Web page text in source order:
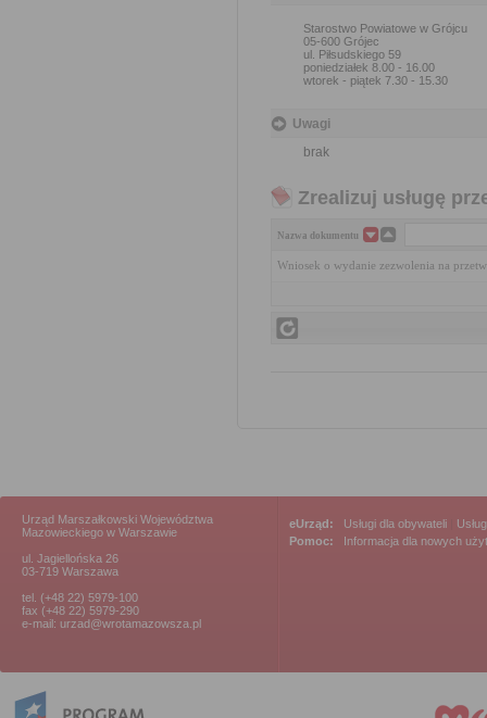
Starostwo Powiatowe w Grójcu
05-600 Grójec
ul. Piłsudskiego 59
poniedziałek 8.00 - 16.00
wtorek - piątek 7.30 - 15.30
Uwagi
brak
Zrealizuj usługę
Nazwa dokumentu
Wniosek o wydanie zezwolenia na
Urząd Marszałkowski Województwa
Mazowieckiego w Warszawie
ul. Jagiellońska 26
03-719 Warszawa
tel. (+48 22) 5979-100
fax (+48 22) 5979-290
e-mail: urzad@wrotamazowsza.pl
eUrząd: Usługi dla obywateli
Pomoc:
Informacja dla nowych